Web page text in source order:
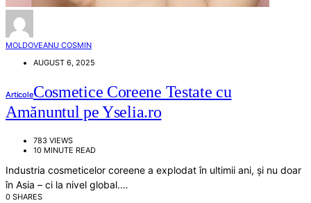
MOLDOVEANU COSMIN
AUGUST 6, 2025
ArticoleCosmetice Coreene Testate cu
Amănuntul pe Yselia.ro
783 VIEWS
10 MINUTE READ
Industria cosmeticelor coreene a explodat în ultimii ani, și nu doar
în Asia – ci la nivel global.…
0 SHARES